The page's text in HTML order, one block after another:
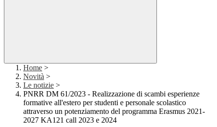
Home >
Novità >
Le notizie >
PNRR DM 61/2023 - Realizzazione di scambi esperienze
formative all'estero per studenti e personale scolastico
attraverso un potenziamento del programma Erasmus 2021-
2027 KA121 call 2023 e 2024